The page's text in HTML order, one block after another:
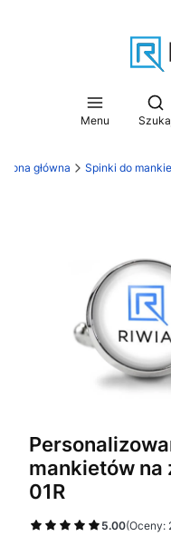
Menu
główna Spinki do
mankietów na
01R
5.00(Oceny: